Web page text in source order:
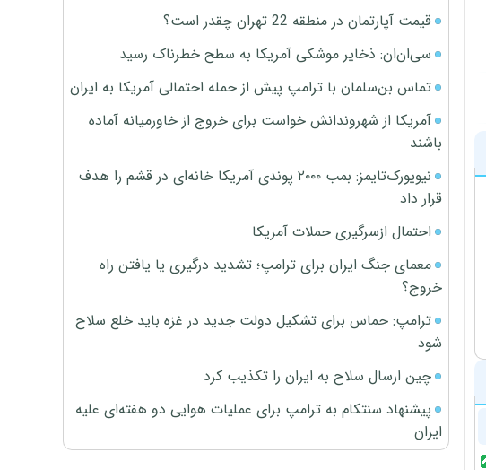
قیمت آپارتمان در منطقه 22 تهران چقدر است؟
سی‌ان‌ان: ذخایر موشکی آمریکا به سطح خطرناک رسید
تماس بن‌سلمان با ترامپ پیش از حمله احتمالی آمریکا به ایران
آمریکا از شهروندانش خواست برای خروج از خاورمیانه آماده
باشند
نیویورک‌تایمز: بمب ۲۰۰۰ پوندی آمریکا خانه‌ای در قشم را هدف
قرار داد
احتمال ازسرگیری حملات آمریکا
معمای جنگ ایران برای ترامپ؛ تشدید درگیری یا یافتن راه
خروج؟
ترامپ: حماس برای تشکیل دولت جدید در غزه باید خلع سلاح
شود
چین ارسال سلاح به ایران را تکذیب کرد
پیشنهاد سنتکام به ترامپ برای عملیات هوایی دو هفته‌ای علیه
ایران